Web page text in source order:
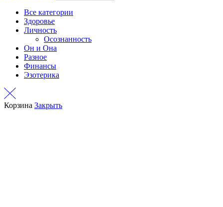
Все категории
Здоровье
Личность
Осознанность
Он и Она
Разное
Финансы
Эзотерика
Корзина Закрыть